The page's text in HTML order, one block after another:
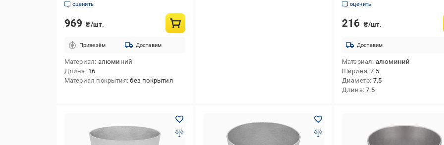
оценить
969 ₴/шт.
Привезём Доставим
Материал алюминий
Длина 16
Материал покрытия без покрытия
оценить
216 ₴/шт.
Доставим
Материал алюминий
Ширина 7.5
Диаметр 7.5
Длина 7.5